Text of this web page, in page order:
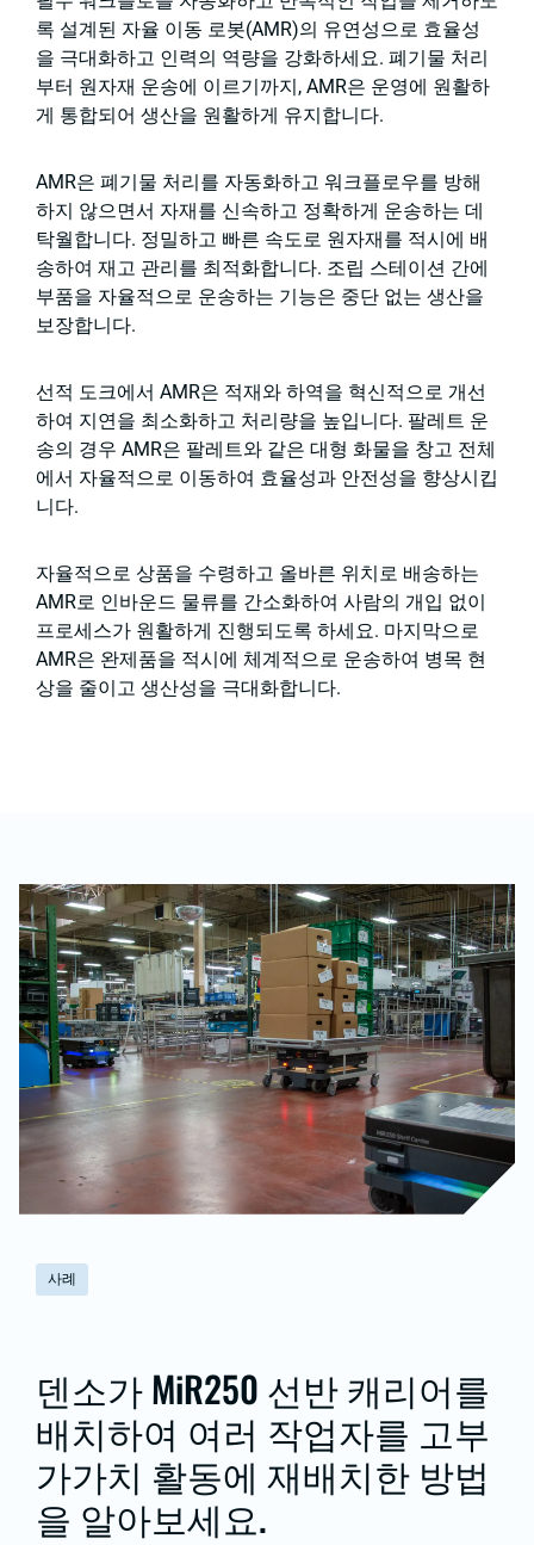
록 설계된 자율 이동 로봇(AMR)의 유연성으로 효율성
을 극대화하고 인력의 역량을 강화하세요. 폐기물 처리
부터 원자재 운송에 이르기까지, AMR은 운영에 원활하
게 통합되어 생산을 원활하게 유지합니다.
AMR은 폐기물 처리를 자동화하고 워크플로우를 방해
하지 않으면서 자재를 신속하고 정확하게 운송하는 데
탁월합니다. 정밀하고 빠른 속도로 원자재를 적시에 배
송하여 재고 관리를 최적화합니다. 조립 스테이션 간에
부품을 자율적으로 운송하는 기능은 중단 없는 생산을
보장합니다.
선적 도크에서 AMR은 적재와 하역을 혁신적으로 개선
하여 지연을 최소화하고 처리량을 높입니다. 팔레트 운
송의 경우 AMR은 팔레트와 같은 대형 화물을 창고 전체
에서 자율적으로 이동하여 효율성과 안전성을 향상시킵
니다.
자율적으로 상품을 수령하고 올바른 위치로 배송하는
AMR로 인바운드 물류를 간소화하여 사람의 개입 없이
프로세스가 원활하게 진행되도록 하세요. 마지막으로
AMR은 완제품을 적시에 체계적으로 운송하여 병목 현
상을 줄이고 생산성을 극대화합니다.
사례
덴소가 MiR250 선반 캐리어를
배치하여 여러 작업자를 고부
가가치 활동에 재배치한 방법
을 알아보세요.